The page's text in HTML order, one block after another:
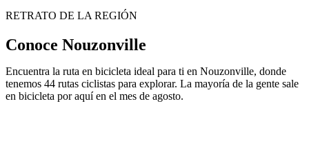
RETRATO DE LA REGIÓN
Conoce Nouzonville
Encuentra la ruta en bicicleta ideal para ti en Nouzonville, donde
tenemos 44 rutas ciclistas para explorar. La mayoría de la gente sale
en bicicleta por aquí en el mes de agosto.